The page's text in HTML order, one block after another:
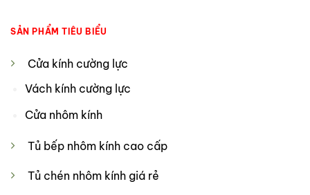
SẢN PHẨM TIÊU BIỂU
Cửa kính cường lực
Vách kính cường lực
Cửa nhôm kính
Tủ bếp nhôm kính cao cấp
Tủ chén nhôm kính giá rẻ